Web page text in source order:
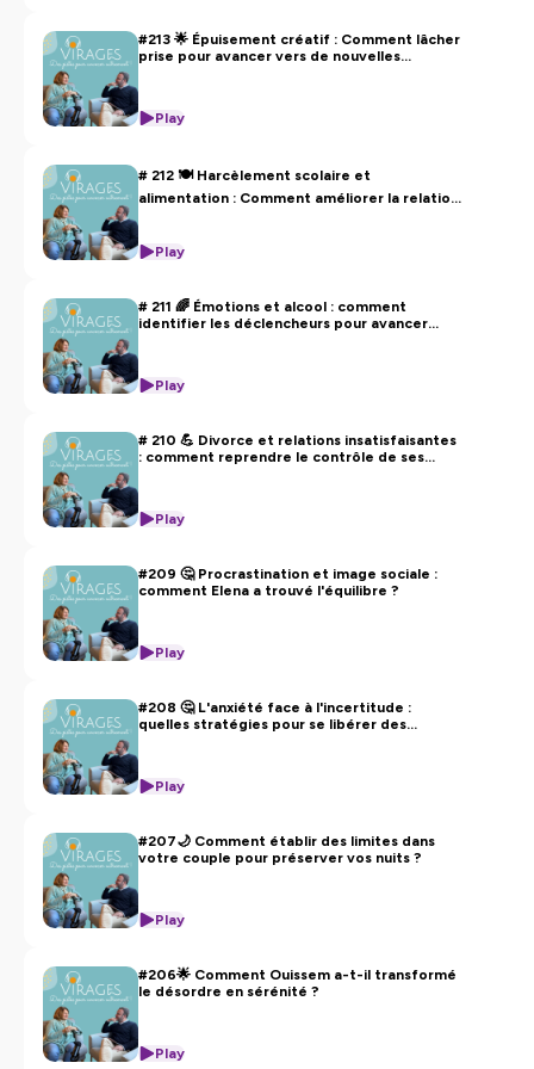
confidentialitepour plus d'informations.
#213 🌟 Épuisement créatif : Comment lâcher
prise pour avancer vers de nouvelles
Play
# 212 🍽️ Harcèlement scolaire et
alimentation : Comment améliorer la relation
Play
# 211 🌈 Émotions et alcool : comment
identifier les déclencheurs pour avancer
Play
# 210 💪 Divorce et relations insatisfaisantes
: comment reprendre le contrôle de ses
Play
#209 🤔 Procrastination et image sociale :
comment Elena a trouvé l'équilibre ?
Play
#208 🤔 L'anxiété face à l'incertitude :
quelles stratégies pour se libérer des
Play
#207🌙 Comment établir des limites dans
votre couple pour préserver vos nuits ?
Play
#206🌟 Comment Ouissem a-t-il transformé
le désordre en sérénité ?
Play